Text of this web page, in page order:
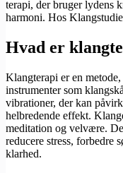
terapi, der bruger lydens
harmoni. Hos
Hvad er
Klangterapi er en
instrumenter som
vibrationer, der kan
helbredende effekt.
meditation og velvære.
reducere stress, forbedre
klarhed.